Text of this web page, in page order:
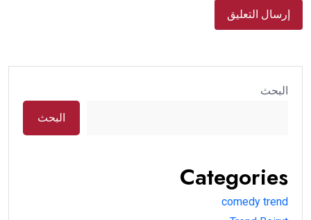
البحث
البحث
Categories
comedy trend